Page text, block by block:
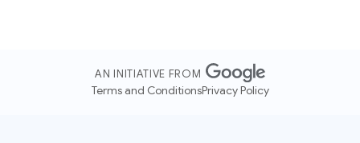
AN INITIATIVE FROM
Terms and ConditionsPrivacy Policy